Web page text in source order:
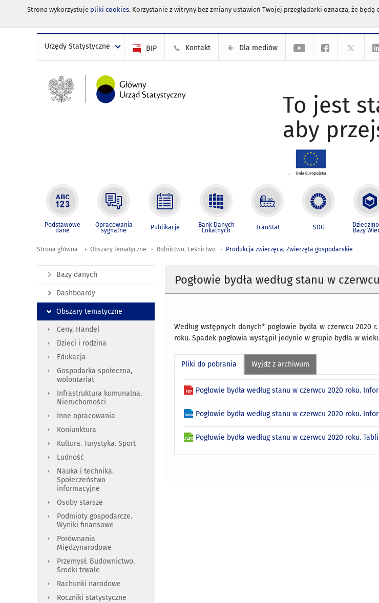
Strona wykorzystuje pliki cookies. Korzystanie z witryny bez zmiany ustawień Twojej przeglądarki oznacza, że
Urzędy Statystyczne BIP Kontakt Dla mediów
To jest
aby
Podstawowe
dane
Opracowania
sygnalne Publikacje Bank Danych
Lokalnych TranStat SDG Bazy
Strona główna Obszary tematyczne Rolnictwo. Leśnictwo Produkcja zwierzęca, Zwierzęta gospodarskie
Pogłowie bydła według stanu w
Według wstępnych danych* pogłowie bydła w czerwcu 2020
roku. Spadek pogłowia wystąpił jedynie w grupie bydła w
Pliki do pobrania Wyjdź z archiwum
Pogłowie bydła według stanu w czerwcu 2020 roku.
Pogłowie bydła według stanu w czerwcu 2020 roku.
Pogłowie bydła według stanu w czerwcu 2020 roku.
Bazy danych
Dashboardy
Obszary tematyczne
Ceny. Handel
Dzieci i rodzina
Edukacja
Gospodarka społeczna,
wolontariat
Infrastruktura komunalna.
Nieruchomości
Inne opracowania
Koniunktura
Kultura. Turystyka. Sport
Ludność
Nauka i technika.
Społeczeństwo
informacyjne
Osoby starsze
Podmioty gospodarcze.
Wyniki finansowe
Porównania
Międzynarodowe
Przemysł. Budownictwo.
Środki trwałe
Rachunki narodowe
Roczniki statystyczne